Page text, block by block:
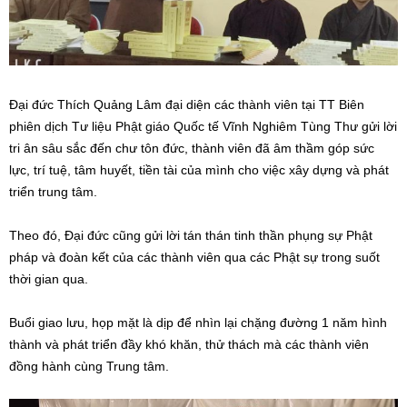
Đại đức Thích Quảng Lâm đại diện các thành viên tại TT Biên
phiên dịch Tư liệu Phật giáo Quốc tế Vĩnh Nghiêm Tùng Thư gửi lời
tri ân sâu sắc đến chư tôn đức, thành viên đã âm thầm góp sức
lực, trí tuệ, tâm huyết, tiền tài của mình cho việc xây dựng và phát
triển trung tâm.
Theo đó, Đại đức cũng gửi lời tán thán tinh thần phụng sự Phật
pháp và đoàn kết của các thành viên qua các Phật sự trong suốt
thời gian qua.
Buổi giao lưu, họp mặt là dịp để nhìn lại chặng đường 1 năm hình
thành và phát triển đầy khó khăn, thử thách mà các thành viên
đồng hành cùng Trung tâm.